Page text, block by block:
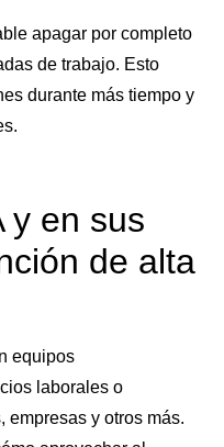
apagar por completo
de trabajo. Esto
durante más tiempo y
y en sus
de alta
equipos
laborales o
empresas y otros más.